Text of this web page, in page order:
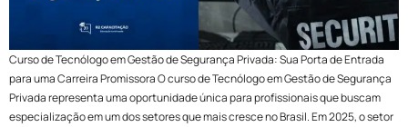
Curso de Tecnólogo em Gestão de Segurança Privada: Sua Porta de Entrada
para uma Carreira Promissora O curso de Tecnólogo em Gestão de Segurança
Privada representa uma oportunidade única para profissionais que buscam
especialização em um dos setores que mais cresce no Brasil. Em 2025, o setor